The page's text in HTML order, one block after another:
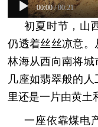
00:00 / 00:21
初夏时节，山
仍透着丝丝凉意
林海从西向南将
几座如翡翠般的
里还是一片由黄土
一座依靠煤电